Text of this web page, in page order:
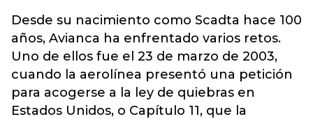
Desde su nacimiento como Scadta hace 100
años, Avianca ha enfrentado varios retos.
Uno de ellos fue el 23 de marzo de 2003,
cuando la aerolínea presentó una petición
para acogerse a la ley de quiebras en
Estados Unidos, o Capítulo 11, que la